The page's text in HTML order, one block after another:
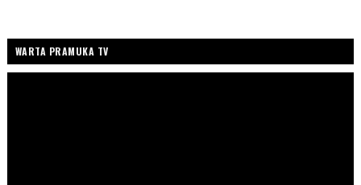
WARTA PRAMUKA TV